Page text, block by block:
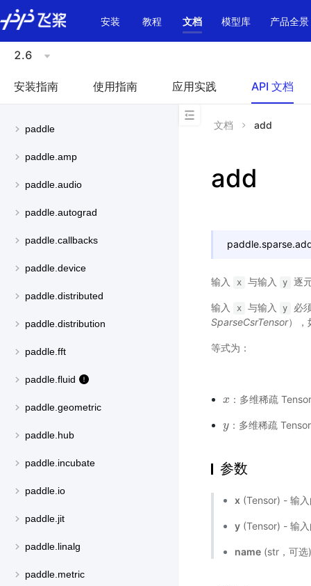
\u200E
安装
教程 文档 模型库 产品全景
2.6
安装指南 使用指南 应用实践 API 文档
paddle
paddle.amp
paddle.audio
paddle.autograd
paddle.callbacks
paddle.device
paddle.distributed
paddle.distribution
paddle.fft
paddle.fluid
paddle.geometric
paddle.hub
paddle.incubate
paddle.io
paddle.jit
paddle.linalg
paddle.metric
文档 add
add
paddle.sparse.
输入 x 与输入 y 逐
输入 x 与输入 y
必
SparseCsrTensor），
等式为：
x
x ：多维稀疏
y
y ：多维稀疏
参数
x (Tensor) - 输
y (Tensor) - 输
name (str，可